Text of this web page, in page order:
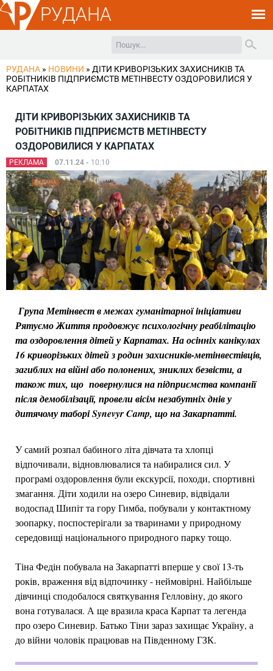
РУДАНА
РУДАНА » НОВИНИ » ДІТИ КРИВОРІЗЬКИХ ЗАХИСНИКІВ ТА
РОБІТНИКІВ ПІДПРИЄМСТВ МЕТІНВЕСТУ ОЗДОРОВИЛИСЯ У
КАРПАТАХ
ДІТИ КРИВОРІЗЬКИХ ЗАХИСНИКІВ ТА
РОБІТНИКІВ ПІДПРИЄМСТВ МЕТІНВЕСТУ
ОЗДОРОВИЛИСЯ У КАРПАТАХ
РЕКЛАМА 07.11.24 - 10:10
Група Метінвест в межах гуманітарної ініціативи
Рятуємо Життя продовжує психологічну реабілітацію
та оздоровлення дітей у Карпатах. На осінніх канікулах
16 криворізьких дітей з родин захисників-метінвестівців,
загиблих на війні або полонених, зниклих безвісти, а
також тих, що повернулися на підприємства компанії
після демобілізації, провели вісім незабутніх днів у
дитячому таборі Synevyr Camp, що на Закарпатті.
У самий розпал бабиного літа дівчата та хлопці
відпочивали, відновлювалися та набиралися сил. У
програмі оздоровлення були екскурсії, походи, спортивні
змагання. Діти ходили на озеро Синевир, відвідали
водоспад Шипіт та гору Гимба, побували у контактному
зоопарку, поспостерігали за тваринами у природному
середовищі національного природного парку тощо.
Тіна Федін побувала на Закарпатті вперше у свої 13-ть
років, враження від відпочинку - неймовірні. Найбільше
дівчинці сподобалося святкування Гелловіну, до якого
вона готувалася. А ще вразила краса Карпат та легенда
про озеро Синевир. Батько Тіни зараз захищає Україну, а
до війни чоловік працював на Південному ГЗК.